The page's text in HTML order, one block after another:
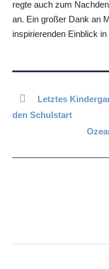
regte auch zum
an. Ein großer Dank an
inspirierenden Einblick
Letztes
den Schulstart